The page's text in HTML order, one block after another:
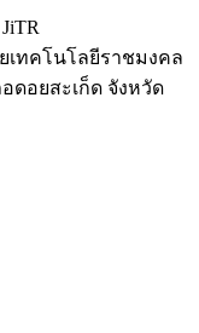
ทคโนโลยีราชมงคล
ดอยสะเก็ด จังหวัด